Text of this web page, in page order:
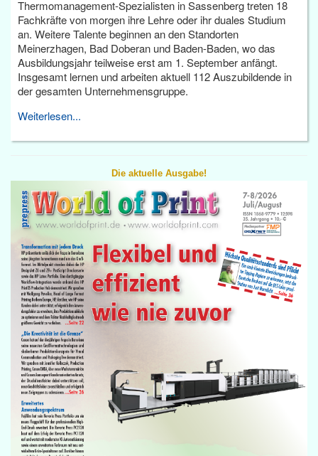
Thermomanagement-Spezialisten in Sassenberg treten 18
Fachkräfte von morgen ihre Lehre oder ihr duales Studium
an. Weitere Talente beginnen an den Standorten
Meinerzhagen, Bad Doberan und Baden-Baden, wo das
Ausbildungsjahr teilweise erst am 1. September anfängt.
Insgesamt lernen und arbeiten aktuell 112 Auszubildende in
der gesamten Unternehmensgruppe.
Weiterlesen...
Die aktuelle Ausgabe!